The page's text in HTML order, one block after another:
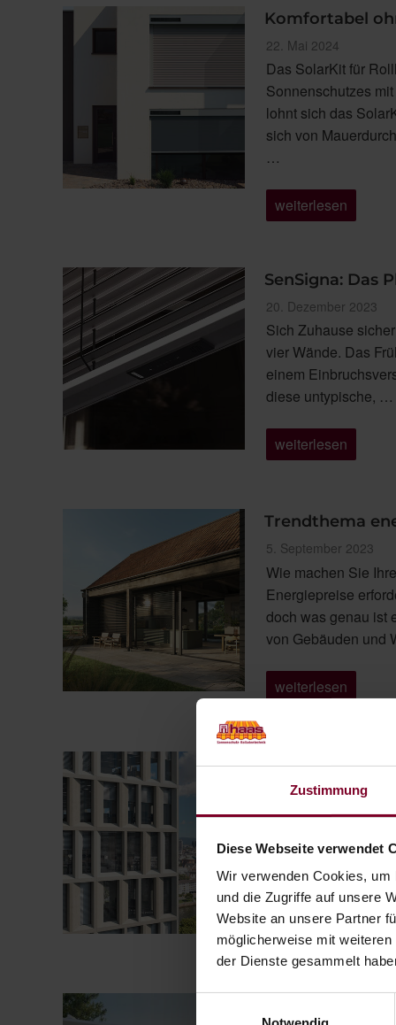
Zustimmung
Diese Webseite verwendet
Wir verwenden Cookies,
und die Zugriffe auf unsere
Website an unsere Partner
möglicherweise mit
der Dienste gesammelt
1:
BEG
EM“
Komfortabel
Veröffentlicht
am
22. Mai 2024
Das SolarKit für
Sonnenschutzes
lohnt sich das
sich von
…
„Komfortabel
ohne
von
WAREMA“
weiterlesen
SenSigna: Das
Veröffentlicht
am
20. Dezember 2023
Sich Zuhause
vier Wände. Das
einem
diese untypische, …
„SenSigna:
Das
für
Ihr
Zuhause“
weiterlesen
Trendthema
Veröffentlicht
am
5. September 2023
Wie machen Sie
Energiepreise
doch was genau ist
von Gebäuden und
„Trendthema
energetische
weiterlesen
WAREMA
Veröffentlicht
1. August 2023
Sie wohnen in
Außenjalousien
Durch die
„WAREMA
Windra
Flachlamelle:
Windstabilität
einen
weiterlesen